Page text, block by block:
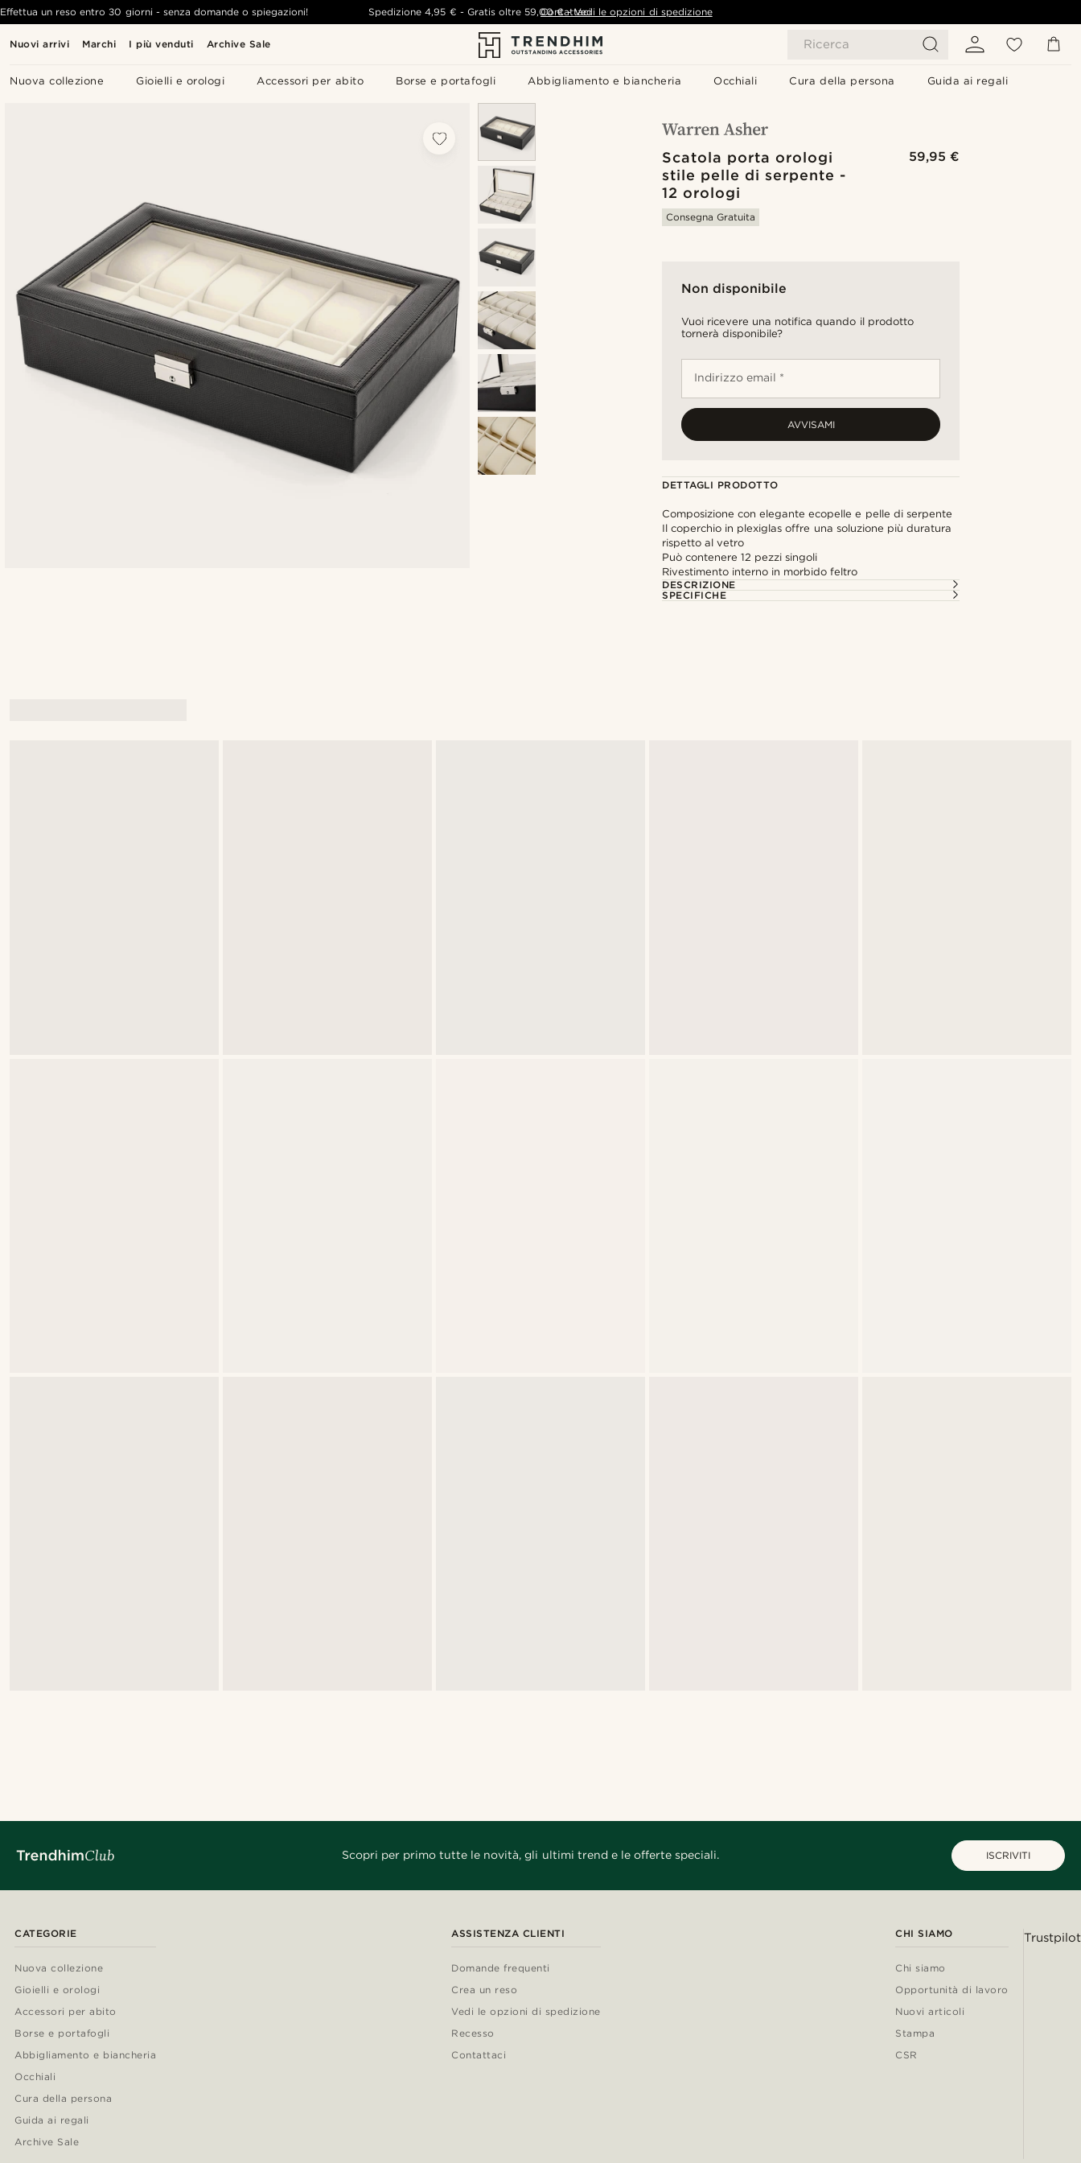
Nuovi arrivi Marchi I più venduti Archive Sale Ricerca
Nuova collezione Gioielli e orologi Accessori per abito Borse e portafogli Abbigliamento e biancheria Occhiali Cura della persona Guida ai regali
Effettua un reso entro 30 giorni - senza domande o spiegazioni! Spedizione 4,95 € - Gratis oltre 59,00 € - Vedi le opzioni di spedizione
Contattaci
Scatola porta orologi
stile pelle di serpente -
12 orologi
59,95 €
Consegna Gratuita
Non disponibile
Vuoi ricevere una notifica quando il prodotto
tornerà disponibile?
Indirizzo email *
AVVISAMI
DETTAGLI PRODOTTO
Composizione con elegante ecopelle e pelle di serpente
Il coperchio in plexiglas offre una soluzione più duratura
rispetto al vetro
Può contenere 12 pezzi singoli
Rivestimento interno in morbido feltro
DESCRIZIONE
SPECIFICHE
Scopri per primo tutte le novità, gli ultimi trend e le offerte speciali. ISCRIVITI
CATEGORIE
Nuova collezione
Gioielli e orologi
Accessori per abito
Borse e portafogli
Abbigliamento e biancheria
Occhiali
Cura della persona
Guida ai regali
Archive Sale
ASSISTENZA CLIENTI
Domande frequenti
Crea un reso
Vedi le opzioni di spedizione
Recesso
Contattaci
CHI SIAMO
Chi siamo
Opportunità di lavoro
Nuovi articoli
Stampa
CSR
Trustpilot